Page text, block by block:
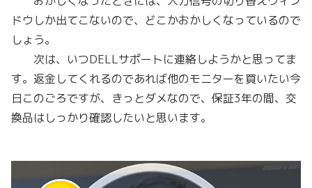
ドウしか出てこないので、どこかおかしくなっているので
しょう。
次は、いつDELLサポートに連絡しようかと思ってま
す。返金してくれるのであれば他のモニターを買いたい今
日このごろですが、きっとダメなので、保証3年の間、交
換品はしっかり確認したいと思います。